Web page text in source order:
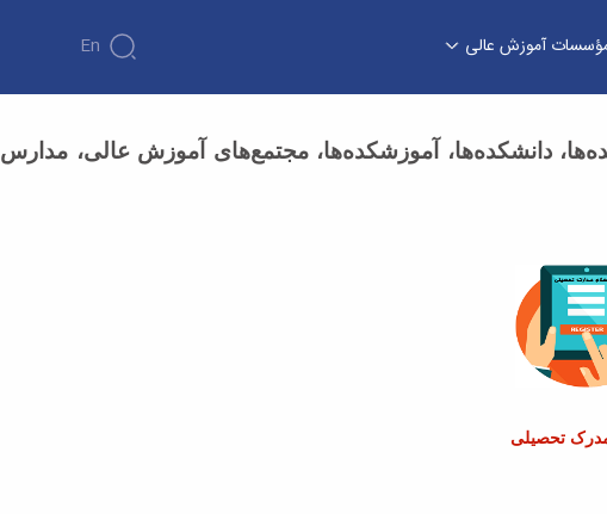
آموزش عالی En
دانشکده‌ها، آموزشکده‌ها، مجتمع‌های آموزش عالی، مدارس
مدرک تحصیلی